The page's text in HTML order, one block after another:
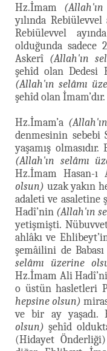
Hz.İmam
yılında
Rebiülevvel
olduğunda sadece
Askerî (Allah'ın
şehîd olan Dedesi
(Allah'ın selâmı
şehîd olan İmam’dır.
Hz.İmam’a
denmesinin sebebi
yaşamış
(Allah'ın selâmı
Hz.İmam Hasan-ı
olsun) uzak yakın
adaleti ve asaletine
Hadî’nin (Allah'ın
yetişmişti.
ahlâkı ve
şemâilini de
selâmı üzerine
Hz.İmam Ali
o üstün hasletleri
hepsine olsun)
ve bir ay yaşadı.
olsun) şehîd
(Hidayet Önderliği)